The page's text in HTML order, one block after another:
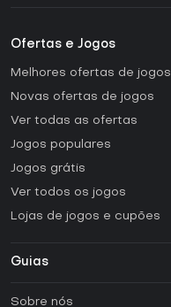
Ofertas e Jogos
Melhores ofertas de jogos
Novas ofertas de jogos
Ver todas as ofertas
Jogos populares
Jogos grátis
Ver todos os jogos
Lojas de jogos e cupões
Guias
Sobre nós